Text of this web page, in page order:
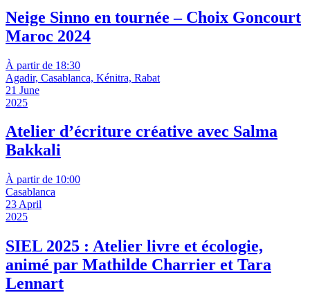
Neige Sinno en tournée – Choix Goncourt
Maroc 2024
À partir de 18:30
Agadir, Casablanca, Kénitra, Rabat
21 June
2025
Atelier d’écriture créative avec Salma
Bakkali
À partir de 10:00
Casablanca
23 April
2025
SIEL 2025 : Atelier livre et écologie,
animé par Mathilde Charrier et Tara
Lennart